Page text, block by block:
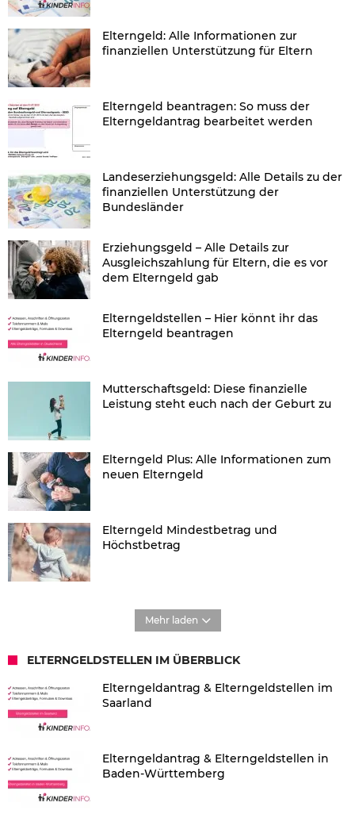
Elterngeld: Alle Informationen zur
finanziellen Unterstützung für Eltern
Elterngeld beantragen: So muss der
Elterngeldantrag bearbeitet werden
Landeserziehungsgeld: Alle Details zu der
finanziellen Unterstützung der
Bundesländer
Erziehungsgeld – Alle Details zur
Ausgleichszahlung für Eltern, die es vor
dem Elterngeld gab
Elterngeldstellen – Hier könnt ihr das
Elterngeld beantragen
Mutterschaftsgeld: Diese finanzielle
Leistung steht euch nach der Geburt zu
Elterngeld Plus: Alle Informationen zum
neuen Elterngeld
Elterngeld Mindestbetrag und
Höchstbetrag
Mehr laden
ELTERNGELDSTELLEN IM ÜBERBLICK
Elterngeldantrag & Elterngeldstellen im
Saarland
Elterngeldantrag & Elterngeldstellen in
Baden-Württemberg